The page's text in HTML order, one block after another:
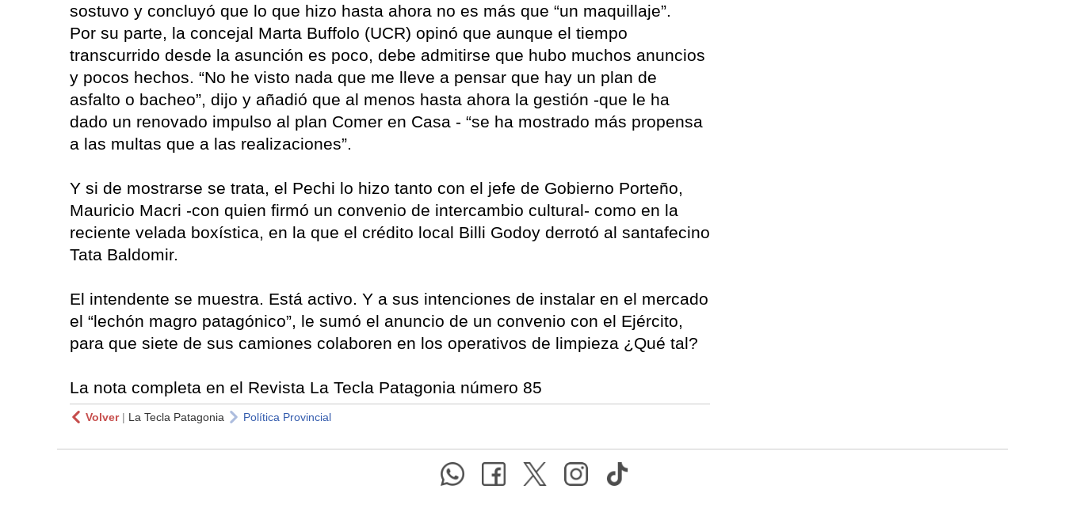
sostuvo y concluyó que lo que hizo hasta ahora no es más que “un maquillaje”.
Por su parte, la concejal Marta Buffolo (UCR) opinó que aunque el tiempo
transcurrido desde la asunción es poco, debe admitirse que hubo muchos anuncios
y pocos hechos. “No he visto nada que me lleve a pensar que hay un plan de
asfalto o bacheo”, dijo y añadió que al menos hasta ahora la gestión -que le ha
dado un renovado impulso al plan Comer en Casa - “se ha mostrado más propensa
a las multas que a las realizaciones”.
Y si de mostrarse se trata, el Pechi lo hizo tanto con el jefe de Gobierno Porteño,
Mauricio Macri -con quien firmó un convenio de intercambio cultural- como en la
reciente velada boxística, en la que el crédito local Billi Godoy derrotó al santafecino
Tata Baldomir.
El intendente se muestra. Está activo. Y a sus intenciones de instalar en el mercado
el “lechón magro patagónico”, le sumó el anuncio de un convenio con el Ejército,
para que siete de sus camiones colaboren en los operativos de limpieza ¿Qué tal?
La nota completa en el Revista La Tecla Patagonia número 85
Volver| La Tecla Patagonia Política Provincial